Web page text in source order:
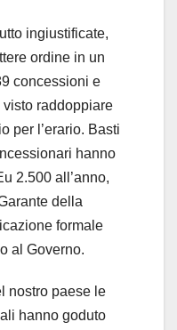
ingiustificate,
ordine in un
concessioni e
raddoppiare
per l’erario. Basti
hanno
2.500 all’anno,
della
formale
al Governo.
nostro paese le
hanno goduto